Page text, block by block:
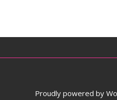
Proudly powered by